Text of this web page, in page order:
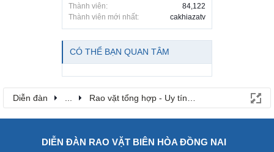
Thành viên:
84,122
Thành viên mới nhất:
cakhiazatv
CÓ THỂ BẠN QUAN TÂM
Diễn đàn Rao vặt tổng hợp - Uy tín - Miễn phí
DIỄN ĐÀN RAO VẶT BIÊN HÒA ĐỒNG NAI